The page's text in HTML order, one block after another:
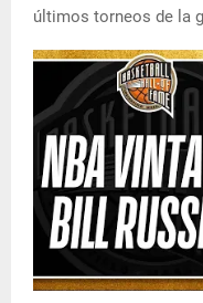
últimos torneos de la